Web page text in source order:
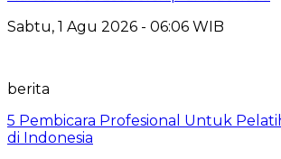
Sabtu, 1 Agu 2026 - 06:06 WIB
berita
5 Pembicara Profesional Untuk
di Indonesia